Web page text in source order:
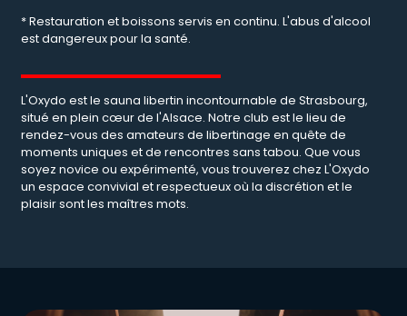
* Restauration et boissons servis en continu. L'abus d'alcool
est dangereux pour la santé.
L'Oxydo est le sauna libertin incontournable de Strasbourg,
situé en plein cœur de l'Alsace. Notre club est le lieu de
rendez-vous des amateurs de libertinage en quête de
moments uniques et de rencontres sans tabou. Que vous
soyez novice ou expérimenté, vous trouverez chez L'Oxydo
un espace convivial et respectueux où la discrétion et le
plaisir sont les maîtres mots.